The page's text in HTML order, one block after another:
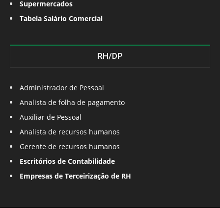
Supermercados
Tabela Salário Comercial
RH/DP
Administrador de Pessoal
Analista de folha de pagamento
Auxiliar de Pessoal
Analista de recursos humanos
Gerente de recursos humanos
Escritórios de Contabilidade
Empresas de Terceirização de RH